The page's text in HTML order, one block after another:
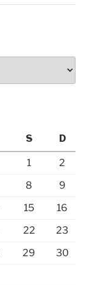
S D
1
2
8
9
15
16
22
23
29
30